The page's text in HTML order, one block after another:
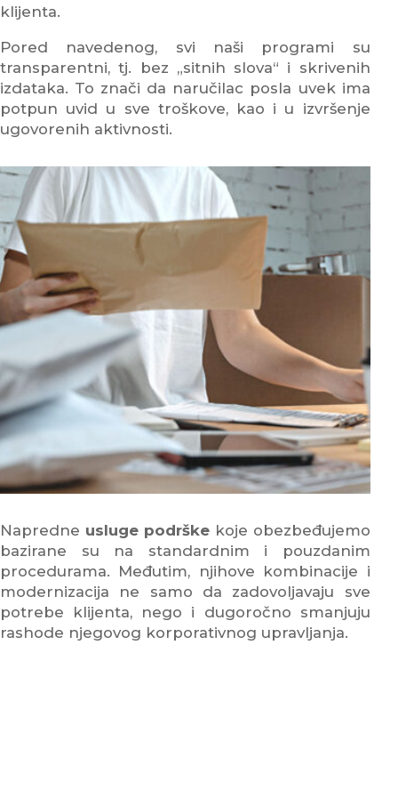
klijenta.
Pored navedenog, svi naši programi su
transparentni, tj. bez „sitnih slova“ i skrivenih
izdataka. To znači da naručilac posla uvek ima
potpun uvid u sve troškove, kao i u izvršenje
ugovorenih aktivnosti.
Napredne usluge podrškekoje obezbeđujemo
bazirane su na standardnim i pouzdanim
procedurama. Međutim, njihove kombinacije i
modernizacija ne samo da zadovoljavaju sve
potrebe klijenta, nego i dugoročno smanjuju
rashode njegovog korporativnog upravljanja.